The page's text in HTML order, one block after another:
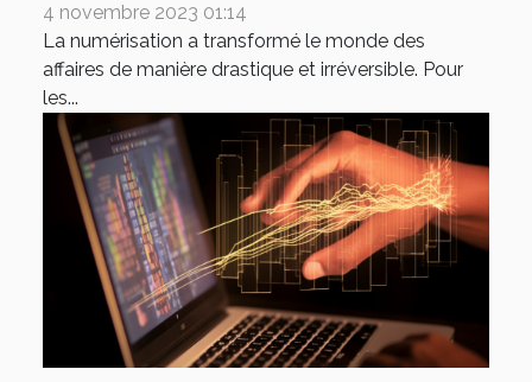
4 novembre 2023 01:14
La numérisation a transformé le monde des
affaires de manière drastique et irréversible. Pour
les...